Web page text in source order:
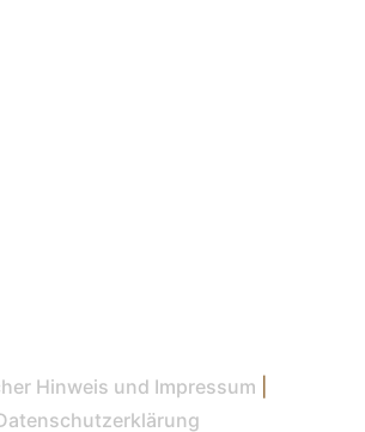
Hinweis und Impressum